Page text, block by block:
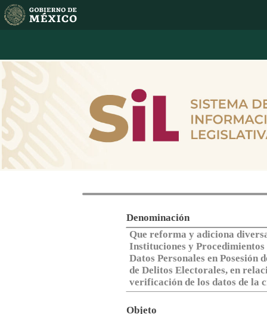
Denominación
Que reforma y adiciona
Instituciones y
Datos Personales en
de Delitos Electorales, en
verificación de los datos de la
Objeto